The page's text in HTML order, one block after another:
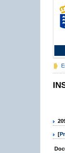
[